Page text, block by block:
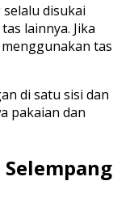
disukai
lainnya. Jika
tas
di satu sisi dan
pakaian dan
Selempang